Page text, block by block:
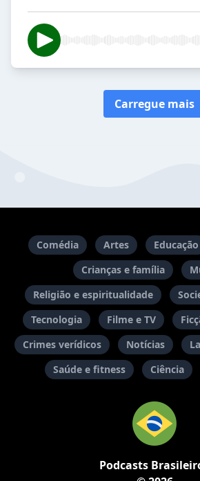
Carregue mais
Comédia Artes Educação
Crianças e família
Religião e espiritualidade
Tecnologia
Filme e TV
Crimes verídicos
Notícias
Saúde e fitness
Ciência
Podcasts